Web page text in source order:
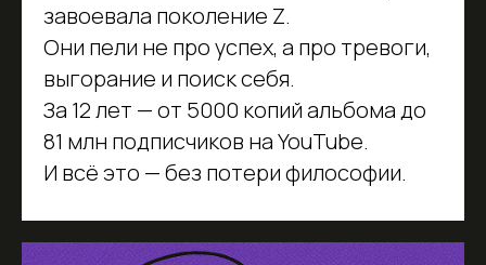
завоевала поколение Z.
Они пели не про успех, а про тревоги,
выгорание и поиск себя.
За 12 лет — от 5000 копий альбома до
81 млн подписчиков на YouTube.
И всё это — без потери философии.